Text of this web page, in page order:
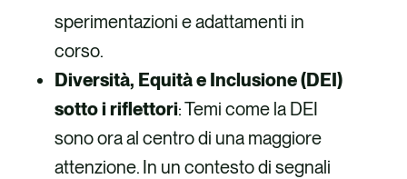
sperimentazioni e adattamenti in
corso.
Diversità, Equità e Inclusione (DEI)
sotto i riflettori: Temi come la DEI
sono ora al centro di una maggiore
attenzione. In un contesto di segnali